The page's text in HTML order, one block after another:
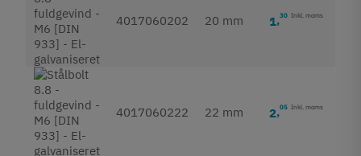
4017060202 20 mm 1,30 Inkl. moms
4017060222 22 mm 2,05 Inkl. moms